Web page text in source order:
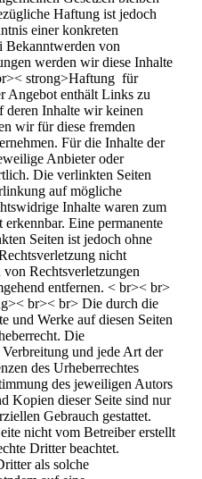
Haftung ist jedoch
einer konkreten
Bekanntwerden von
werden wir diese Inhalte
strong>Haftung für
Angebot enthält Links zu
deren Inhalte wir keinen
wir für diese fremden
Für die Inhalte der
Anbieter oder
Die verlinkten Seiten
auf mögliche
Inhalte waren zum
Eine permanente
Seiten ist jedoch ohne
nicht
Rechtsverletzungen
entfernen. < br>< br>
br>< br> Die durch die
und Werke auf diesen Seiten
Die
und jede Art der
des Urheberrechtes
des jeweiligen Autors
Kopien dieser Seite sind nur
Gebrauch gestattet.
nicht vom Betreiber erstellt
Dritter beachtet.
als solche